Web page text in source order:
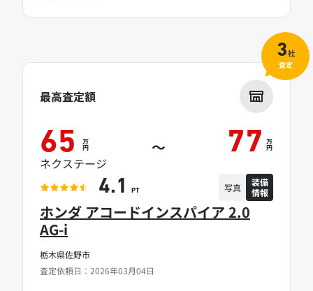
栃木県佐野市
査定依頼日：2026年03月04日
ホンダ アコードインスパイア 2.0
AG-i
最高査定額
65 万
円 ～ 77 万
円
ネクステージ
4.1 PT 写真
装備
情報
3社
査定